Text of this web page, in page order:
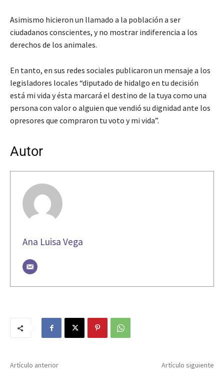
Asimismo hicieron un llamado a la población a ser
ciudadanos conscientes, y no mostrar indiferencia a los
derechos de los animales.
En tanto, en sus redes sociales publicaron un mensaje a los
legisladores locales “diputado de hidalgo en tu decisión
está mi vida y ésta marcará el destino de la tuya como una
persona con valor o alguien que vendió su dignidad ante los
opresores que compraron tu voto y mi vida”.
Autor
Ana Luisa Vega
Artículo anterior Artículo siguiente